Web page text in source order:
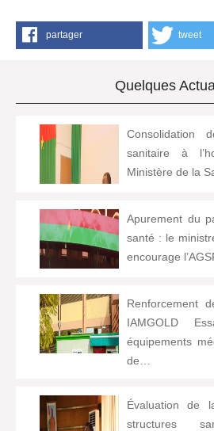
partager tweet
Quelques
Consolidation
sanitaire à
Ministère de la
Apurement du
santé : le
encourage
Renforcement
IAMGOLD
équipements
de…
Évaluation de
structures